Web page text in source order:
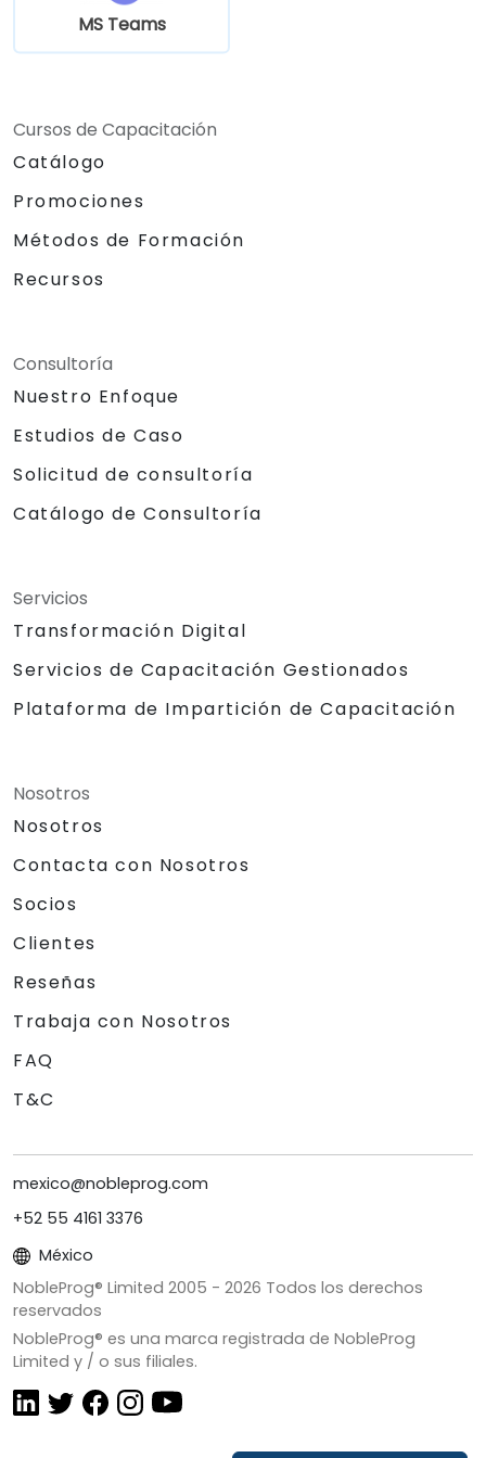
Teams.
real dentro de Teams y Outlook,
incluyendo la gestión de versiones y
recuperación de archivos.
Crear, personalizar y gestionar Lists para
con miembros del equipo e integrar Lists
con Outlook y OneDrive.
entorno de trabajo productivo e
integrado, reduciendo tareas
redundantes y mejorando la eficiencia del
flujo de trabajo.
MS Teams
Cursos de Capacitación
Catálogo
Promociones
Métodos de Formación
Recursos
Consultoría
Nuestro Enfoque
Estudios de Caso
Solicitud de consultoría
Catálogo de Consultoría
Servicios
Transformación Digital
Servicios de Capacitación Gestionados
Plataforma de Impartición de Capacitación
Nosotros
Nosotros
Contacta con Nosotros
Socios
Clientes
Reseñas
Trabaja con Nosotros
FAQ
T&C
mexico@nobleprog.com
+52 55 4161 3376
México
NobleProg® Limited 2005 - 2026 Todos los derechos
reservados
NobleProg® es una marca registrada de NobleProg
Limited y / o sus filiales.